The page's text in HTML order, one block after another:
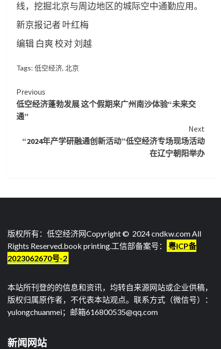
线，挖掘北京与周边地区的城际空中通勤应用。
新京报记者 叶红梅
编辑 白爽 校对 刘越
Tags: 低空经济, 北京
Continue
Reading
Previous
低空经济蓬勃发展 这个假期来广州南沙体验“未来交
通”
Next
“2024年产学研融通创新活动”低空经济专场现场活动
在辽宁朝阳举办
版权所有：低空经济网Copyright © 2024 cndkw.com All
Rights Reserved.book printing.工信部备案号：
粤ICP备
2023062670号-2
本站所刊登的的信息和资讯，均转自来源网站或企业供稿，
版权归属原作者，不代表本站观点。联系方式（微信号）：
yulongchuanmei；邮箱616800535@qq.com
新闻网站